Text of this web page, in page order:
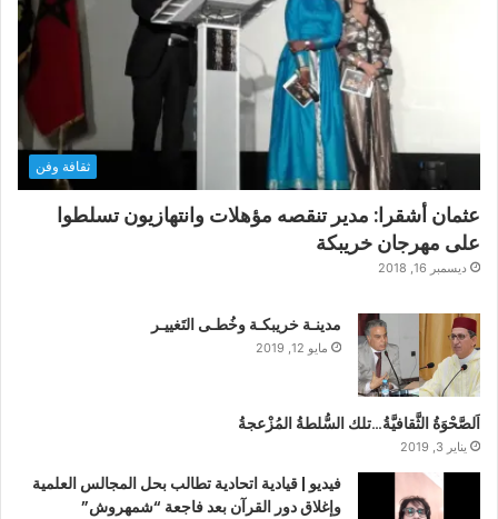
ثقافة وفن
عثمان أشقرا: مدير تنقصه مؤهلات وانتهازيون تسلطوا
على مهرجان خريبكة
ديسمبر 16, 2018
مدينـة خريبكـة وخُطـى التَغييـر
مايو 12, 2019
اَلصَّحْوَةُ الثَّقافيَّةُ…تلك السُّلطةُ المُزْعجةُ
يناير 3, 2019
فيديو | قيادية اتحادية تطالب بحل المجالس العلمية
وإغلاق دور القرآن بعد فاجعة “شمهروش”